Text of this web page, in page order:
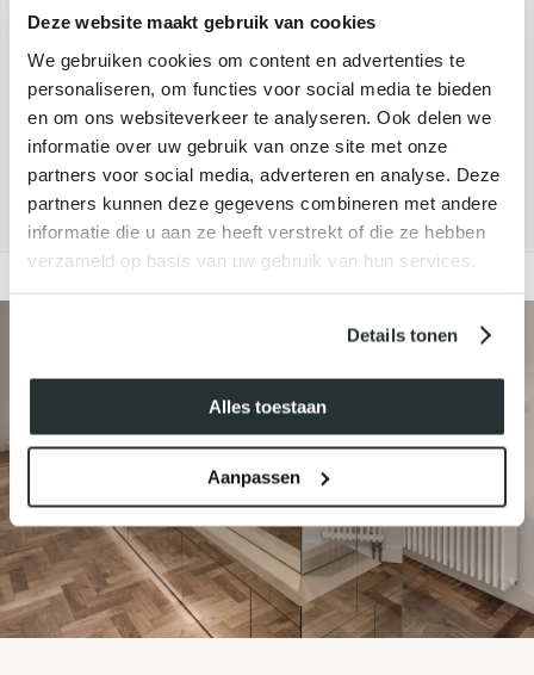
Deze website maakt gebruik van cookies
We gebruiken cookies om content en advertenties te
personaliseren, om functies voor social media te bieden
en om ons websiteverkeer te analyseren. Ook delen we
informatie over uw gebruik van onze site met onze
partners voor social media, adverteren en analyse. Deze
partners kunnen deze gegevens combineren met andere
informatie die u aan ze heeft verstrekt of die ze hebben
verzameld op basis van uw gebruik van hun services.
Details tonen
Alles toestaan
Aanpassen
jouw huid,
of heb je andere vragen?
Onze Skin Advisor staat voor je klaar om deze te
beantwoorden.
Stuur een e-mail naarinfo@skincarecenter.nlof
bel/Whatsapp naar073-6120078.